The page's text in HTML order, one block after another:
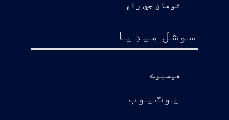
توهان جي راءِ
سوشل ميڊيا
فيسبوڪ
يوٽيوب